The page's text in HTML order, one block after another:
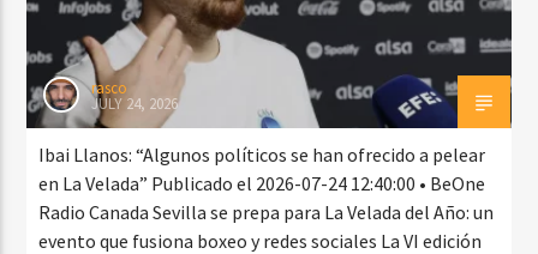
rasco
JULY 24, 2026
Ibai Llanos: “Algunos políticos se han ofrecido a pelear
en La Velada” Publicado el 2026-07-24 12:40:00 • BeOne
Radio Canada Sevilla se prepa para La Velada del Año: un
evento que fusiona boxeo y redes sociales La VI edición